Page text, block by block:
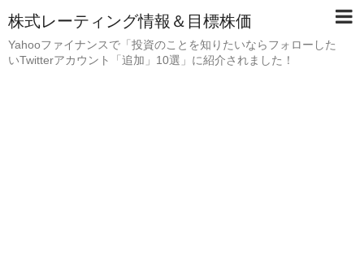
株式レーティング情報＆目標株価
Yahooファイナンスで「投資のことを知りたいならフォローした
いTwitterアカウント「追加」10選」に紹介されました！